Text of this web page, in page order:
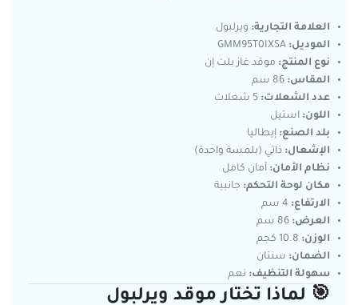
العلامة التجارية: ويرلبول
الموديل:
نوع المنتج: موقد غاز بلت إن
المقاس:
عدد الشعلات:
اللون: استيل
بلد الصنع: إيطاليا
الإشعال: ذاتي (بلمسة واحدة)
نظام الأمان: أمان كامل
مكان لوحة التحكم: جانبية
الارتفاع:
العرض:
الوزن:
الضمان: سنتان
سهولة التنظيف: نعم
🎯 لماذا تختار موقد ويرلبول